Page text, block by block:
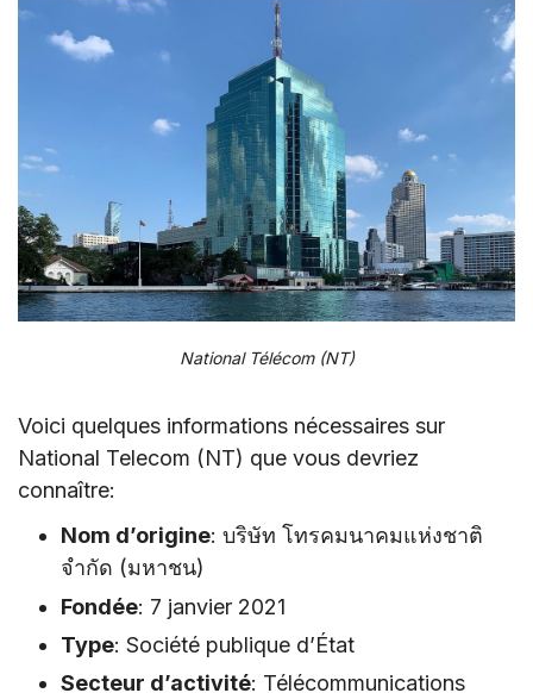
National Télécom (NT)
Voici quelques informations nécessaires sur
National Telecom (NT) que vous devriez
connaître:
Nom d’origine: บริษัท โทรคมนาคมแห่งชาติ
จำกัด (มหาชน)
Fondée: 7 janvier 2021
Type: Société publique d’État
Secteur d’activité: Télécommunications